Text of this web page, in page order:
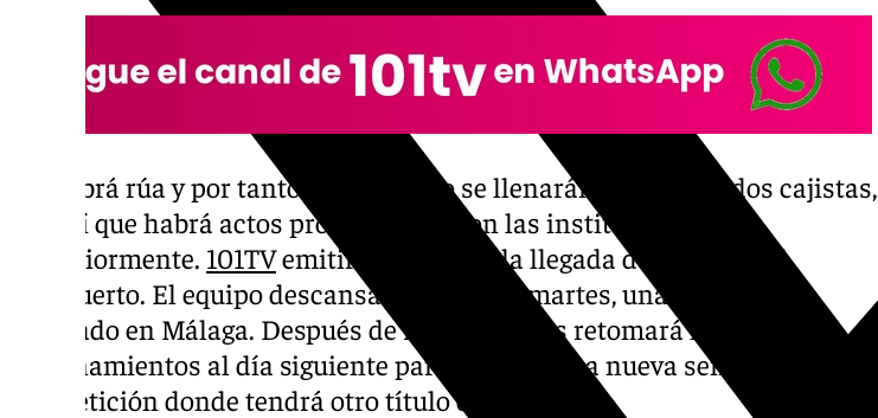
No habrá rúa y por tanto las calles no se llenarán de aficionados cajistas,
pero sí que habrá actos protocolarios con las instituciones
posteriormente. 101TVemitirá en directo la llegada del Unicaja al
aeropuerto. El equipo descansará el mismo martes, una vez esté
asentado en Málaga. Después de recargar pilas retomará los
entrenamientos al día siguiente para encarar una nueva semana de
competición donde tendrá otro título en juego.